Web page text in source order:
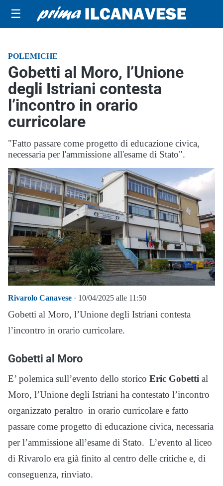
☰
POLEMICHE
Gobetti al Moro, l’Unione
degli Istriani contesta
l’incontro in orario
curricolare
"Fatto passare come progetto di educazione civica,
necessaria per l'ammissione all'esame di Stato".
Rivarolo Canavese · 10/04/2025 alle 11:50
Gobetti al Moro, l’Unione degli Istriani contesta
l’incontro in orario curricolare.
Gobetti al Moro
E’ polemica sull’evento dello storico Eric Gobetti al
Moro, l’Unione degli Istriani ha contestato l’incontro
organizzato peraltro in orario curricolare e fatto
passare come progetto di educazione civica, necessaria
per l’ammissione all’esame di Stato. L’evento al liceo
di Rivarolo era già finito al centro delle critiche e, di
conseguenza, rinviato.